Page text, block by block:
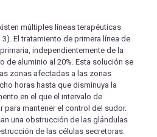
múltiples líneas terapéuticas
El tratamiento de primera línea de
independientemente de la
de aluminio al 20%. Esta solución se
zonas afectadas a las zonas
horas hasta que disminuya la
en el que el intervalo de
para mantener el control del sudor.
una obstrucción de las glándulas
de las células secretoras.